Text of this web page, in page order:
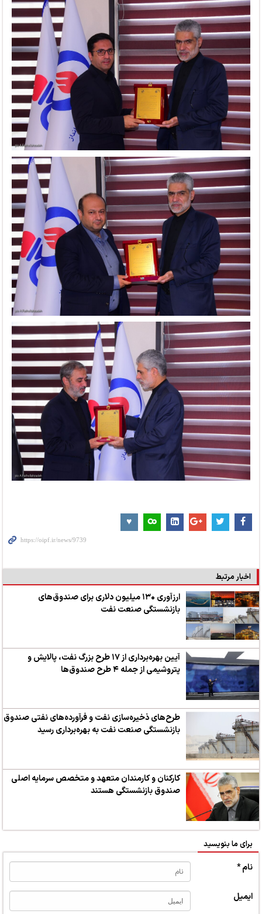
اخبار مرتبط
ارزآوری ۱۳۰ میلیون دلاری برای صندوق‌های
بازنشستگی صنعت نفت
آیین بهره‌برداری از ۱۷ طرح بزرگ نفت، پالایش و
پتروشیمی از جمله ۴ طرح‌ صندوق‌ها
طرح‌های ذخیره‌سازی نفت و فرآورده‌های نفتی صندوق
بازنشستگی صنعت نفت به بهره‌برداری رسید
کارکنان و کارمندان متعهد و متخصص سرمایه اصلی
صندوق بازنشستگی هستند
برای ما بنویسید
نام *
ایمیل